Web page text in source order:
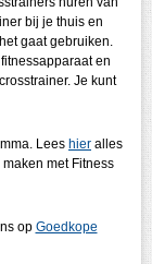
bij je thuis en
gaat gebruiken.
en
Je kunt
Lees hier alles
met Fitness
op Goedkope